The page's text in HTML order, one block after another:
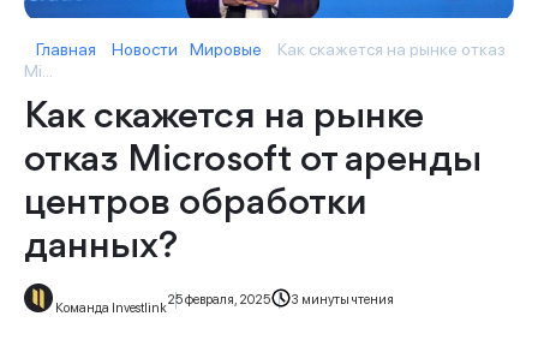
Главная Новости Мировые
Как скажется на рынке отказ
Mi...
Как скажется на рынке
отказ Microsoft от аренды
центров обработки
данных?
Команда Investlink
25 февраля, 2025 3 минуты чтения